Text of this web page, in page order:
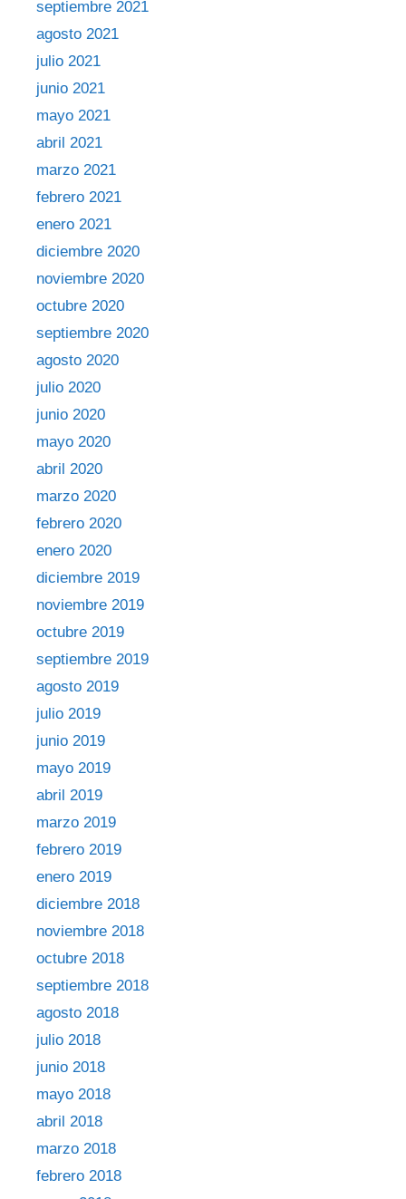
septiembre 2021
agosto 2021
julio 2021
junio 2021
mayo 2021
abril 2021
marzo 2021
febrero 2021
enero 2021
diciembre 2020
noviembre 2020
octubre 2020
septiembre 2020
agosto 2020
julio 2020
junio 2020
mayo 2020
abril 2020
marzo 2020
febrero 2020
enero 2020
diciembre 2019
noviembre 2019
octubre 2019
septiembre 2019
agosto 2019
julio 2019
junio 2019
mayo 2019
abril 2019
marzo 2019
febrero 2019
enero 2019
diciembre 2018
noviembre 2018
octubre 2018
septiembre 2018
agosto 2018
julio 2018
junio 2018
mayo 2018
abril 2018
marzo 2018
febrero 2018